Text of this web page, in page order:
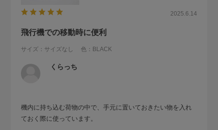
2025.6.14
飛行機での移動時に便利
サイズ：サイズなし 色：BLACK
くらっち
機内に持ち込む荷物の中で、手元に置いておきたい物を入れ
ておく際に使っています。